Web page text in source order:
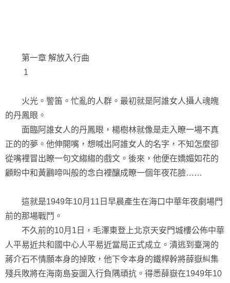
第一章 解放入行曲
1
火光。警笛。忙亂的人群。最初就是阿誰女人攝人魂魄
的丹鳳眼。
面臨阿誰女人的丹鳳眼，楊樹林就像是走入瞭一場不真
正的的夢。他伸開嘴，想喊出阿誰女人的名字，不知怎麼卻
從嘴裡冒出瞭一句文縐縐的戲文。後來，他便在嬌媚如花的
顧盼中和黃鸝啼叫般的念白裡釀成瞭一個年夜花臉……
這就是1949年10月11日早晨產生在海口中華年夜劇場門
前的那場戰鬥。
不久前的10月1日，毛澤東登上北京天安門城樓公佈中華
人平易近共和國中心人平易近當局正式成立。潰逃到臺灣的
蔣介石不情願本身的掉敗，他下令本身的鐵桿幹將薛嶽糾集
殘兵敗將在海南島妄圖入行負隅頑抗。得悉薛嶽在1949年10